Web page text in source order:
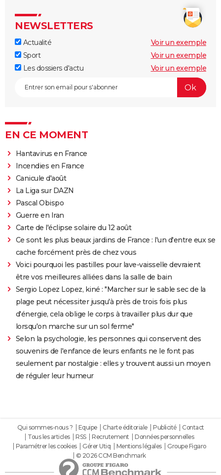
NEWSLETTERS
Actualité
Voir un exemple
Sport
Voir un exemple
Les dossiers d'actu
Voir un exemple
EN CE MOMENT
Hantavirus en France
Incendies en France
Canicule d'août
La Liga sur DAZN
Pascal Obispo
Guerre en Iran
Carte de l'éclipse solaire du 12 août
Ce sont les plus beaux jardins de France : l'un d'entre eux se
cache forcément près de chez vous
Voici pourquoi les pastilles pour lave-vaisselle devraient
être vos meilleures alliées dans la salle de bain
Sergio Lopez Lopez, kiné : "Marcher sur le sable sec de la
plage peut nécessiter jusqu'à près de trois fois plus
d'énergie, cela oblige le corps à travailler plus dur que
lorsqu'on marche sur un sol ferme"
Selon la psychologie, les personnes qui conservent des
souvenirs de l'enfance de leurs enfants ne le font pas
seulement par nostalgie : elles y trouvent aussi un moyen
de réguler leur humeur
Qui sommes-nous ? Equipe Charte éditoriale Publicité
Contact
Tous les articles
RSS Recrutement
Données personnelles
Paramétrer les cookies
Gérer Utiq Mentions légales
Groupe Figaro
© 2026 CCM Benchmark